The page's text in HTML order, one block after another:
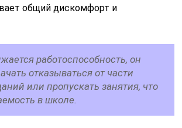
общий дискомфорт и
работоспособность, он
отказываться от части
или пропускать занятия, что
в школе.